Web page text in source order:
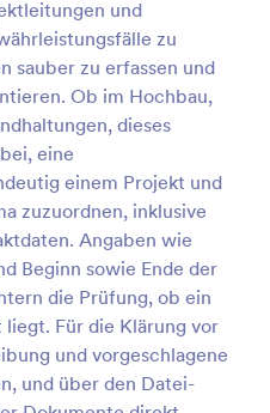
und
zu
sauber zu erfassen und
Ob im Hochbau,
dieses
eine
einem Projekt und
zuzuordnen, inklusive
Angaben wie
Beginn sowie Ende der
die Prüfung, ob ein
Für die Klärung vor
und vorgeschlagene
und über den Datei-